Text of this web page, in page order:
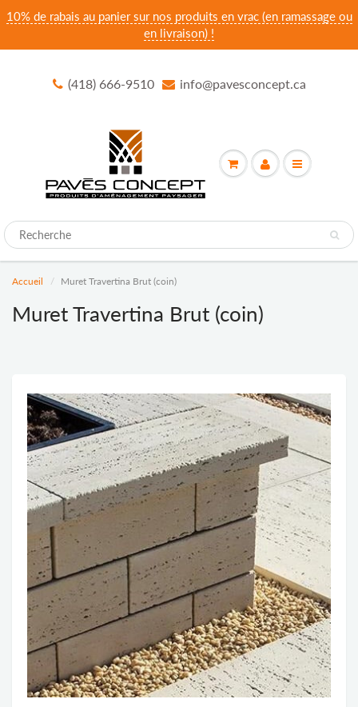
10% de rabais au panier sur nos produits en vrac (en ramassage ou
en livraison) !
(418) 666-9510 info@pavesconcept.ca
Accueil Muret Travertina Brut (coin)
Muret Travertina Brut (coin)